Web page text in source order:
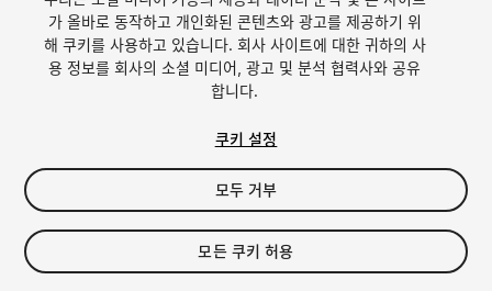
1/8
$25
Seat
가 올바로 동작하고 개인화된 콘텐츠와 광고를 제공하기 위
해 쿠키를 사용하고 있습니다. 회사 사이트에 대한 귀하의 사
용 정보를 회사의 소셜 미디어, 광고 및 분석 협력사와 공유
합니다.
쿠키 설정
모두 거부
모든 쿠키 허용